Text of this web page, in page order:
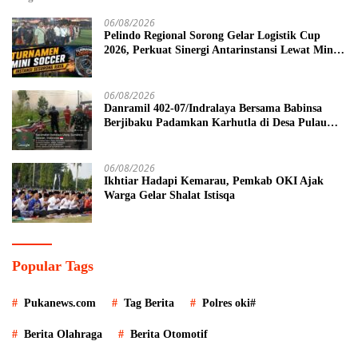
06/08/2026
Pelindo Regional Sorong Gelar Logistik Cup
2026, Perkuat Sinergi Antarinstansi Lewat Mini
06/08/2026
Danramil 402-07/Indralaya Bersama Babinsa
Berjibaku Padamkan Karhutla di Desa Pulau
06/08/2026
Ikhtiar Hadapi Kemarau, Pemkab OKI Ajak
Warga Gelar Shalat Istisqa
Popular Tags
Pukanews.com Tag Berita Polres oki#
Berita Olahraga Berita Otomotif